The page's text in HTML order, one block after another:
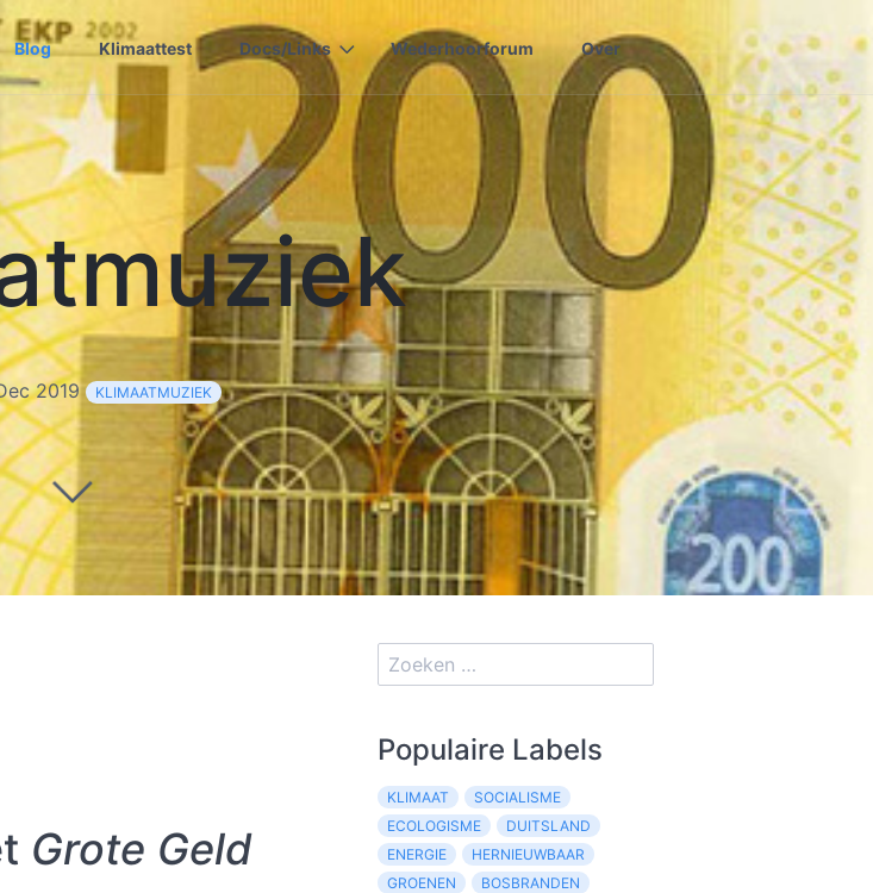
Blog Klimaattest Docs/Links Wederhoorforum Over
2019 KLIMAATMUZIEK
Grote Geld
Populaire Labels
KLIMAAT
SOCIALISME
ECOLOGISME
DUITSLAND
ENERGIE
HERNIEUWBAAR
GROENEN
BOSBRANDEN